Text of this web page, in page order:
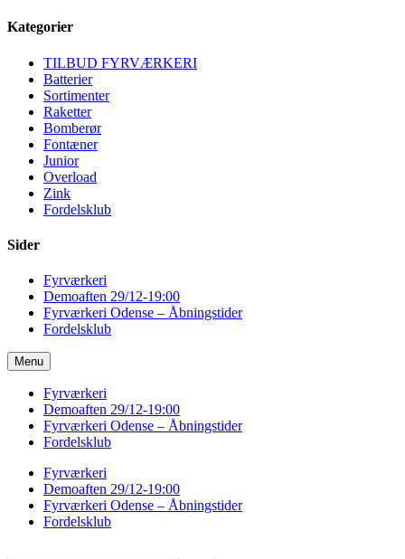
Kategorier
TILBUD FYRVÆRKERI
Batterier
Sortimenter
Raketter
Bomberør
Fontæner
Junior
Overload
Zink
Fordelsklub
Sider
Fyrværkeri
Demoaften 29/12-19:00
Fyrværkeri Odense – Åbningstider
Fordelsklub
Menu
Fyrværkeri
Demoaften 29/12-19:00
Fyrværkeri Odense – Åbningstider
Fordelsklub
Fyrværkeri
Demoaften 29/12-19:00
Fyrværkeri Odense – Åbningstider
Fordelsklub